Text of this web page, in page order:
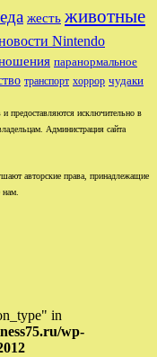
еда жесть животные
Nintendo
паранормальное
транспорт хоррор чудаки
предоставляются исключительно в
Администрация сайта
авторские права, принадлежащие
нам.
in
wp-